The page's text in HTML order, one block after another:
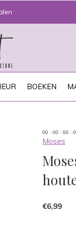
BOEKEN
00 : 00 : 00 : 0
Moses
€6,99